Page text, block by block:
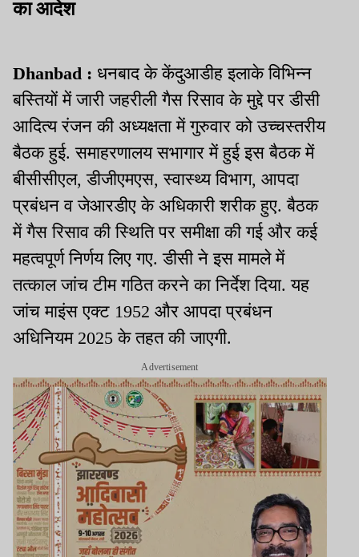
का आदेश
Dhanbad : धनबाद के केंदुआडीह इलाके विभिन्न
बस्तियों में जारी जहरीली गैस रिसाव के मुद्दे पर डीसी
आदित्य रंजन की अध्यक्षता में गुरुवार को उच्चस्तरीय
बैठक हुई. समाहरणालय सभागार में हुई इस बैठक में
बीसीसीएल, डीजीएमएस, स्वास्थ्य विभाग, आपदा
प्रबंधन व जेआरडीए के अधिकारी शरीक हुए. बैठक
में गैस रिसाव की स्थिति पर समीक्षा की गई और कई
महत्वपूर्ण निर्णय लिए गए. डीसी ने इस मामले में
तत्काल जांच टीम गठित करने का निर्देश दिया. यह
जांच माइंस एक्ट 1952 और आपदा प्रबंधन
अधिनियम 2025 के तहत की जाएगी.
Advertisement